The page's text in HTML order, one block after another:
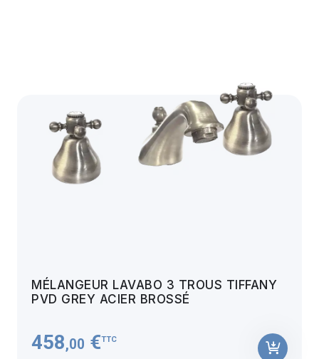
MÉLANGEUR LAVABO 3 TROUS TIFFANY
PVD GREY ACIER BROSSÉ
458,00 €TTC